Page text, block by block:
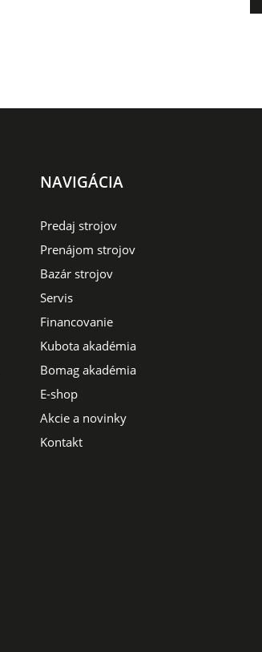
NAVIGÁCIA
Predaj strojov
Prenájom strojov
Bazár strojov
Servis
Financovanie
Kubota akadémia
Bomag akadémia
E-shop
Akcie a novinky
Kontakt